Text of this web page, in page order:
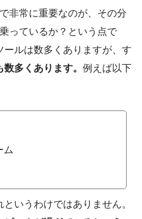
非常に重要なのが、その分
っているか？という点で
ルは数多くありますが、す
多くあります。 例えば以下
ム
いうわけではありません。